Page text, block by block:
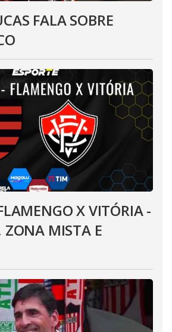
FALA SOBRE
X VITÓRIA -
ZONA MISTA E